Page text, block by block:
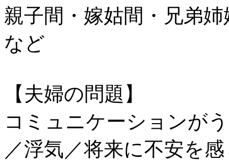
親子間・嫁姑間・兄弟
など
【夫婦の問題】
コミュニケーションが
／浮気／将来に不安を